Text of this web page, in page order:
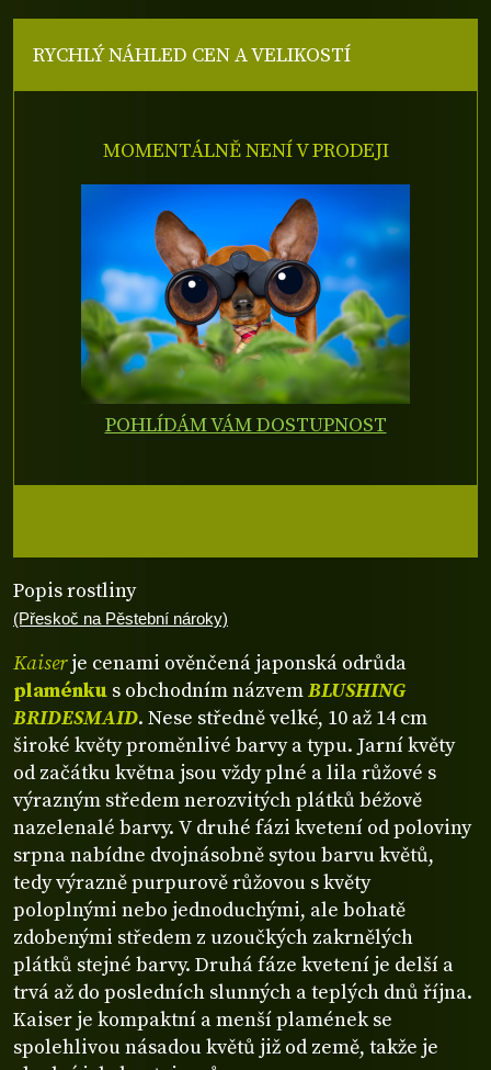
Popis rostliny
(Přeskoč na Pěstební nároky)
Kaiserje cenami ověnčená japonská odrůda
plaménku s obchodním názvemBLUSHING
BRIDESMAID. Nese středně velké, 10 až 14 cm
široké květy proměnlivé barvy a typu. Jarní květy
od začátku května jsou vždy plné a lila růžové s
výrazným středem nerozvitých plátků béžově
nazelenalé barvy. V druhé fázi kvetení od poloviny
srpna nabídne dvojnásobně sytou barvu květů,
tedy výrazně purpurově růžovou s květy
poloplnými nebo jednoduchými, ale bohatě
zdobenými středem z uzoučkých zakrnělých
plátků stejné barvy. Druhá fáze kvetení je delší a
trvá až do posledních slunných a teplých dnů října.
Kaiser je kompaktní a menší plamének se
spolehlivou násadou květů již od země, takže je
RYCHLÝ NÁHLED CEN A VELIKOSTÍ
MOMENTÁLNĚ NENÍ V PRODEJI
POHLÍDÁM VÁM DOSTUPNOST